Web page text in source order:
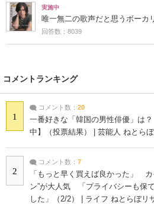
実施中
唯一無二の歌声だと思うボーカ
回答数：8039
コメントランキング
1
コメント数： 20
一番好きな「韓国の男性俳優」は
中】（投票結果） | 芸能人 ねとら
2
コメント数： 7
「もっと早く買えば良かった」
ン”が大人気 「プライバシーも保
した」（2/2） | ライフ ねとらぼリ